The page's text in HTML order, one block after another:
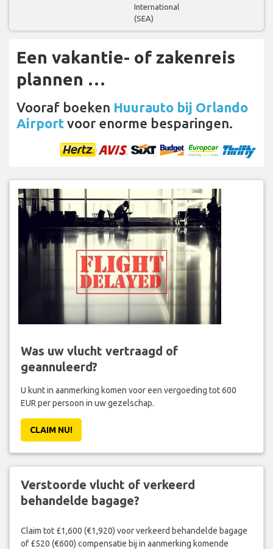
International
(SEA)
Een vakantie- of zakenreis
plannen …
Vooraf boeken Huurauto bij Orlando
Airport voor enorme besparingen.
Was uw vlucht vertraagd of
geannuleerd?
U kunt in aanmerking komen voor een vergoeding tot 600
EUR per persoon in uw gezelschap.
CLAIM NU!
Verstoorde vlucht of verkeerd
behandelde bagage?
Claim tot £1,600 (€1,920) voor verkeerd behandelde bagage
of £520 (€600) compensatie bij in aanmerking komende